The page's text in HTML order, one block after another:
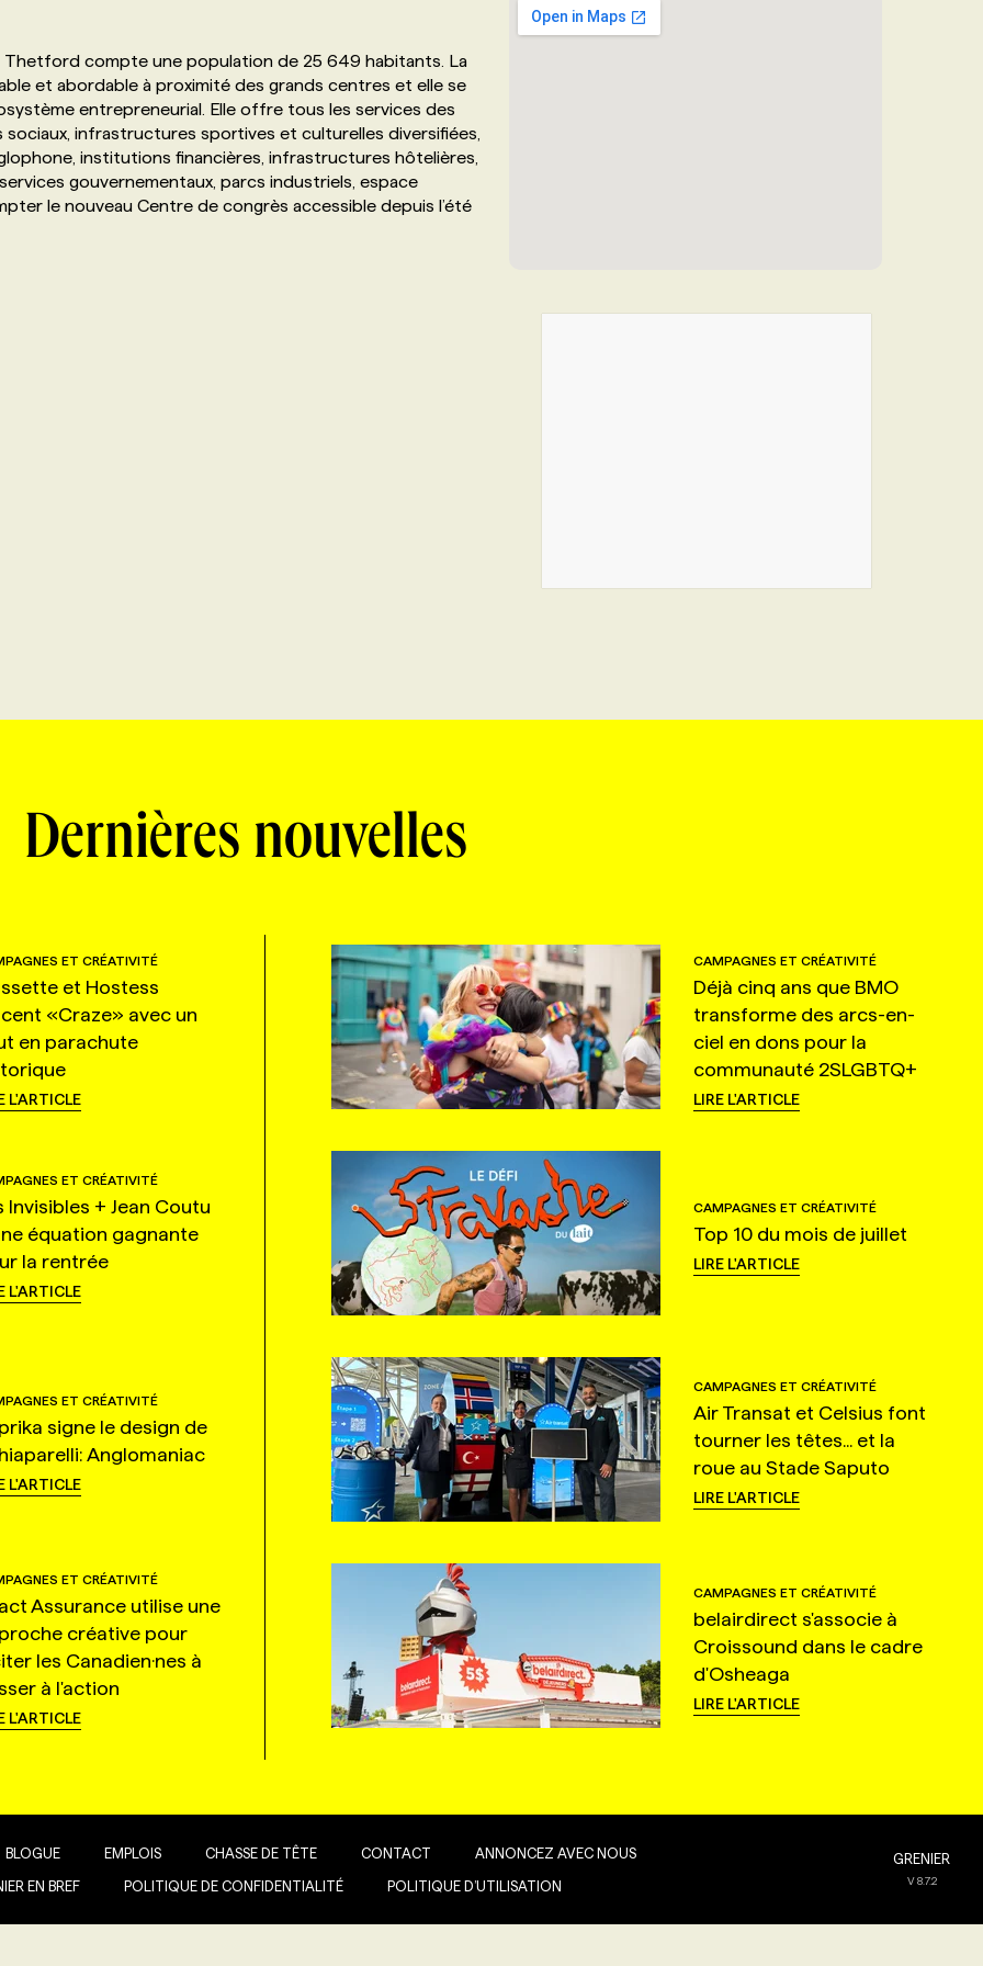
Thetford compte une population de 25 649 habitants. La
et abordable à proximité des grands centres et elle se
entrepreneurial. Elle offre tous les services des
infrastructures sportives et culturelles diversifiées,
institutions financières, infrastructures hôtelières,
gouvernementaux, parcs industriels, espace
le nouveau Centre de congrès accessible depuis l’été
Dernières nouvelles
ET CRÉATIVITÉ
et Hostess
«Craze» avec un
en parachute
L'ARTICLE
CAMPAGNES ET CRÉATIVITÉ
Déjà cinq ans que BMO
transforme des arcs-en-
ciel en dons pour la
communauté 2SLGBTQ+
LIRE L'ARTICLE
ET CRÉATIVITÉ
Invisibles + Jean Coutu
équation gagnante
la rentrée
L'ARTICLE
CAMPAGNES ET CRÉATIVITÉ
Top 10 du mois de juillet
LIRE L'ARTICLE
ET CRÉATIVITÉ
signe le design de
Anglomaniac
L'ARTICLE
CAMPAGNES ET CRÉATIVITÉ
Air Transat et Celsius font
tourner les têtes... et la
roue au Stade Saputo
LIRE L'ARTICLE
ET CRÉATIVITÉ
Assurance utilise une
créative pour
les Canadien·nes à
à l'action
L'ARTICLE
CAMPAGNES ET CRÉATIVITÉ
belairdirect s'associe à
Croissound dans le cadre
d'Osheaga
LIRE L'ARTICLE
BLOGUE EMPLOIS CHASSE DE TÊTE CONTACT ANNONCEZ AVEC NOUS
EN BREF POLITIQUE DE CONFIDENTIALITÉ POLITIQUE D’UTILISATION
GRENIER
V8.7.2